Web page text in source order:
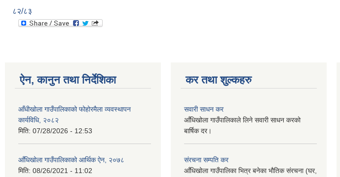
८२/८३
ऐन, कानुन तथा निर्देशिका
आँधीखोला गाउँपालिकाको फोहोरमैला व्यवस्थापन
कार्यविधि, २०८२
मिति: 07/28/2026 - 12:53
आँधिखोला गाउँपालिकाको आर्थिक ऐन, २०७८
मिति: 08/26/2021 - 11:02
कर तथा शुल्कहरु
सवारी साधन कर
आँधिखोला गाउँपालिकाले लिने सवारी साधन करको
बार्षिक दर।
संरचना सम्पति कर
आँधिखोला गाउँपालिका भित्र बनेका भौतिक संरचना (घर,